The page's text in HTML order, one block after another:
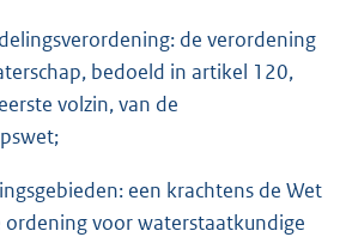
de verordening
bedoeld in artikel 120,
volzin, van de
een krachtens de Wet
voor waterstaatkundige